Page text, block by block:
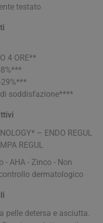
testato
4 ORE**
29%***
di soddisfazione****
– ENDO REGUL
REGUL
- AHA - Zinco - Non
dermatologico
pelle detersa e asciutta.